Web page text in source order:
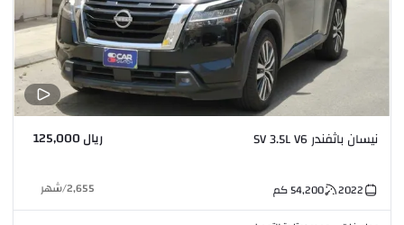
نيسان باثفندر SV 3.5L V6 ريال 125,000
2022
54,200كم 2,655
/شهر